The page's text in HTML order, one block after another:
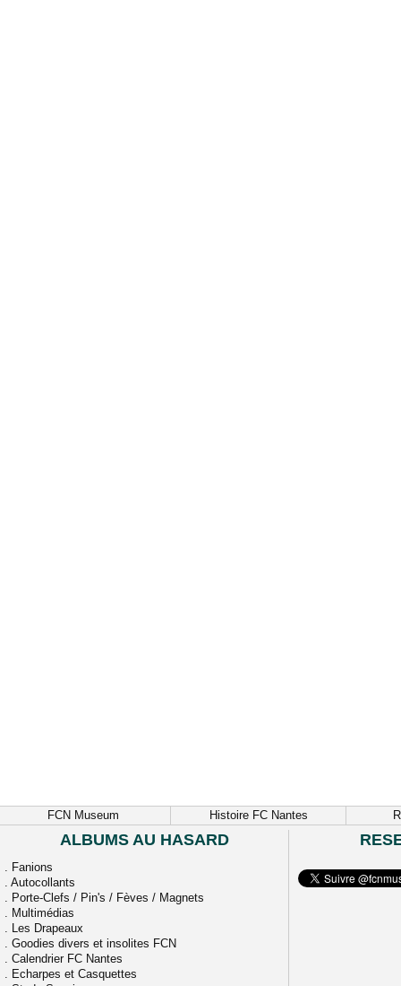
FCN Museum Histoire FC Nantes
ALBUMS AU HASARD
. Fanions
. Autocollants
. Porte-Clefs / Pin's / Fèves / Magnets
. Multimédias
. Les Drapeaux
. Goodies divers et insolites FCN
. Calendrier FC Nantes
. Echarpes et Casquettes